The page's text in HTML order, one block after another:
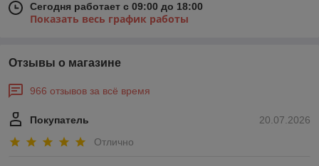
Сегодня работает с 09:00 до 18:00
Показать весь график работы
Отзывы о магазине
966 отзывов за всё время
20.07.2026
Покупатель
Отлично